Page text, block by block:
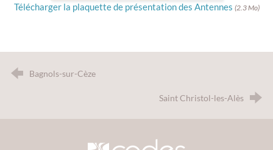
Télécharger la plaquette de présentation des Antennes (2.3 Mo)
Bagnols-sur-Cèze
Saint Christol-les-Alès
CODES 30 - Comité